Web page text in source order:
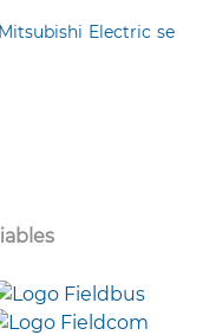
Electric se